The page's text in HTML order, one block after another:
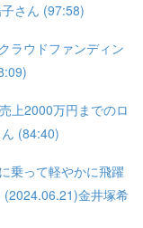
さん (97:58)
ラウドファンディン
上2000万円までのロ
(84:40)
乗って軽やかに飛躍
(2024.06.21)金井塚希